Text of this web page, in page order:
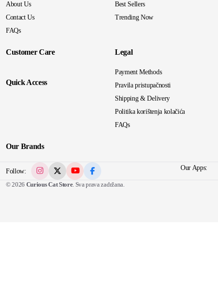
About Us
Contact Us
FAQs
Best Sellers
Trending Now
Customer Care
Quick Access
Legal
Payment Methods
Pravila pristupačnosti
Shipping & Delivery
Politika korištenja kolačića
FAQs
Our Brands
Follow: Our Apps:
© 2026 Curious Cat Store. Sva prava zadržana.